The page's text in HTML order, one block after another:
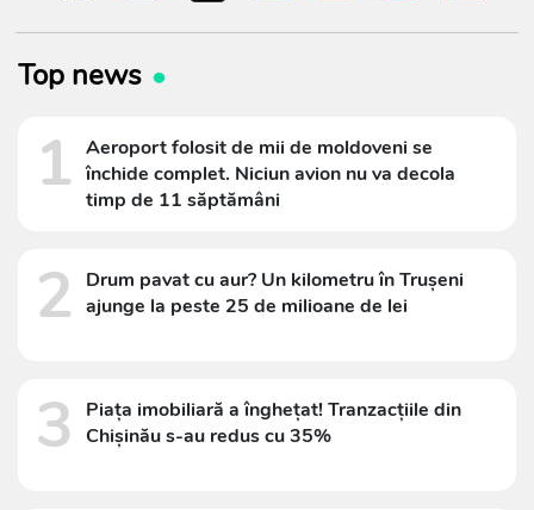
Top news
1 Aeroport folosit de mii de moldoveni se
închide complet. Niciun avion nu va decola
timp de 11 săptămâni
2
Drum pavat cu aur? Un kilometru în Trușeni
ajunge la peste 25 de milioane de lei
3
Piața imobiliară a înghețat! Tranzacțiile din
Chișinău s-au redus cu 35%